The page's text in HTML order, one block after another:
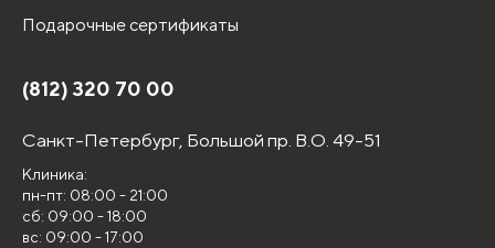
Подарочные сертификаты
(812) 320 70 00
Санкт-Петербург, Большой пр. В.О. 49-51
Клиника:
пн-пт: 08:00 - 21:00
сб: 09:00 - 18:00
вс: 09:00 - 17:00